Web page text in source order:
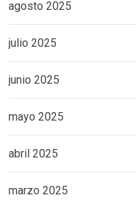
agosto 2025
julio 2025
junio 2025
mayo 2025
abril 2025
marzo 2025